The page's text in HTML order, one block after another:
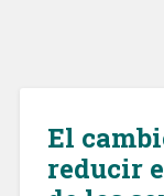
El
reducir